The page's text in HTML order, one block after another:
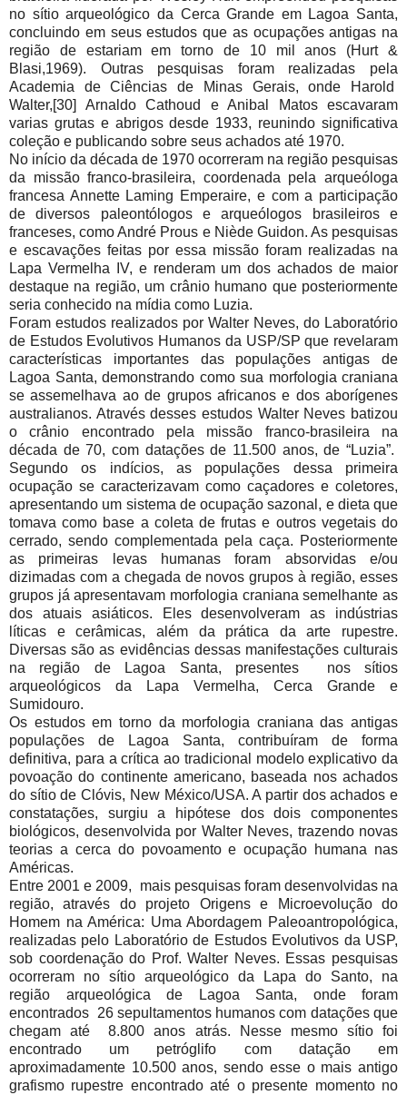
no sítio arqueológico da Cerca Grande em Lagoa Santa,
concluindo em seus estudos que as ocupações antigas na
região de estariam em torno de 10 mil anos (Hurt &
Blasi,1969). Outras pesquisas foram realizadas pela
Academia de Ciências de Minas Gerais, onde Harold
Walter,[30] Arnaldo Cathoud e Anibal Matos escavaram
varias grutas e abrigos desde 1933, reunindo significativa
coleção e publicando sobre seus achados até 1970.
No início da década de 1970 ocorreram na região pesquisas
da missão franco-brasileira, coordenada pela arqueóloga
francesa Annette Laming Emperaire, e com a participação
de diversos paleontólogos e arqueólogos brasileiros e
franceses, como André Prous e Niède Guidon. As pesquisas
e escavações feitas por essa missão foram realizadas na
Lapa Vermelha IV, e renderam um dos achados de maior
destaque na região, um crânio humano que posteriormente
seria conhecido na mídia como Luzia.
Foram estudos realizados por Walter Neves, do Laboratório
de Estudos Evolutivos Humanos da USP/SP que revelaram
características importantes das populações antigas de
Lagoa Santa, demonstrando como sua morfologia craniana
se assemelhava ao de grupos africanos e dos aborígenes
australianos. Através desses estudos Walter Neves batizou
o crânio encontrado pela missão franco-brasileira na
década de 70, com datações de 11.500 anos, de “Luzia”.
Segundo os indícios, as populações dessa primeira
ocupação se caracterizavam como caçadores e coletores,
apresentando um sistema de ocupação sazonal, e dieta que
tomava como base a coleta de frutas e outros vegetais do
cerrado, sendo complementada pela caça. Posteriormente
as primeiras levas humanas foram absorvidas e/ou
dizimadas com a chegada de novos grupos à região, esses
grupos já apresentavam morfologia craniana semelhante as
dos atuais asiáticos. Eles desenvolveram as indústrias
líticas e cerâmicas, além da prática da arte rupestre.
Diversas são as evidências dessas manifestações culturais
na região de Lagoa Santa, presentes nos sítios
arqueológicos da Lapa Vermelha, Cerca Grande e
Sumidouro.
Os estudos em torno da morfologia craniana das antigas
populações de Lagoa Santa, contribuíram de forma
definitiva, para a crítica ao tradicional modelo explicativo da
povoação do continente americano, baseada nos achados
do sítio de Clóvis, New México/USA. A partir dos achados e
constatações, surgiu a hipótese dos dois componentes
biológicos, desenvolvida por Walter Neves, trazendo novas
teorias a cerca do povoamento e ocupação humana nas
Américas.
Entre 2001 e 2009, mais pesquisas foram desenvolvidas na
região, através do projeto Origens e Microevolução do
Homem na América: Uma Abordagem Paleoantropológica,
realizadas pelo Laboratório de Estudos Evolutivos da USP,
sob coordenação do Prof. Walter Neves. Essas pesquisas
ocorreram no sítio arqueológico da Lapa do Santo, na
região arqueológica de Lagoa Santa, onde foram
encontrados 26 sepultamentos humanos com datações que
chegam até 8.800 anos atrás. Nesse mesmo sítio foi
encontrado um petróglifo com datação em
aproximadamente 10.500 anos, sendo esse o mais antigo
grafismo rupestre encontrado até o presente momento no